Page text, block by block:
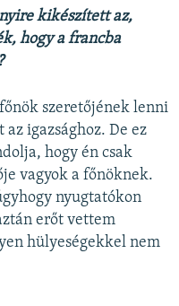
kikészített az,
hogy a francba
szeretőjének lenni
igazsághoz. De ez
hogy én csak
vagyok a főnöknek.
nyugtatókon
erőt vettem
hülyeségekkel nem